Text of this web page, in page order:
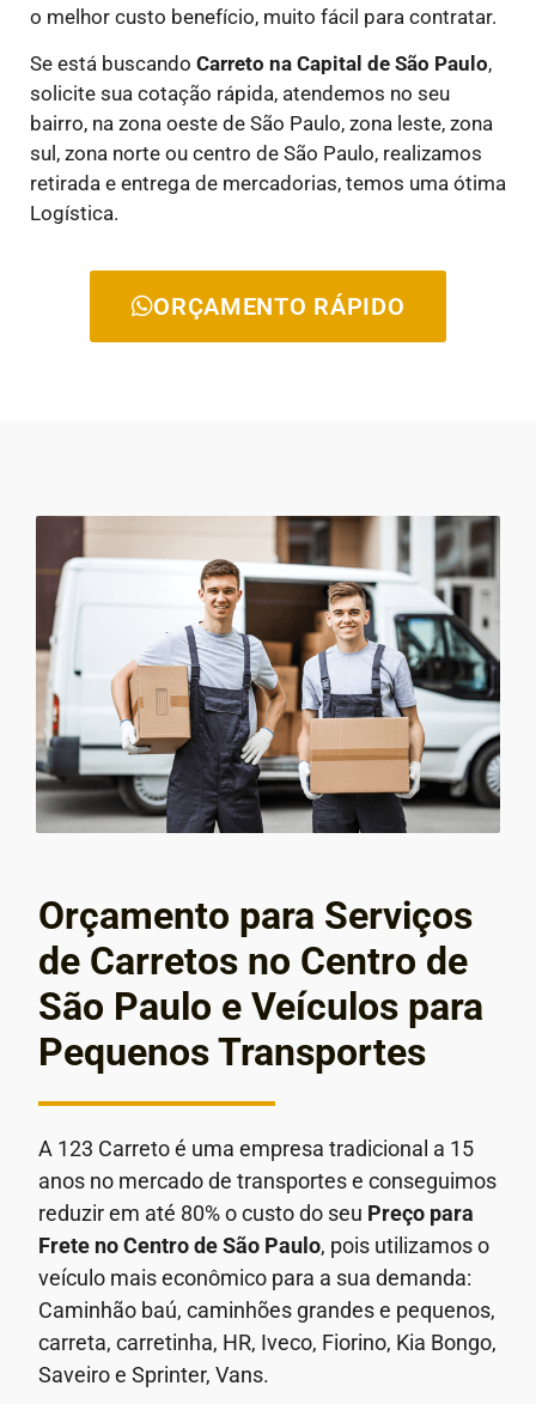
o melhor custo benefício, muito fácil para contratar.
Se está buscando Carreto na Capital de São Paulo,
solicite sua cotação rápida, atendemos no seu
bairro, na zona oeste de São Paulo, zona leste, zona
sul, zona norte ou centro de São Paulo, realizamos
retirada e entrega de mercadorias, temos uma ótima
Logística.
ORÇAMENTO RÁPIDO
Orçamento para Serviços
de Carretos no Centro de
São Paulo e Veículos para
Pequenos Transportes
A 123 Carreto é uma empresa tradicional a 15
anos no mercado de transportes e conseguimos
reduzir em até 80% o custo do seu Preço para
Frete no Centro de São Paulo, pois utilizamos o
veículo mais econômico para a sua demanda:
Caminhão baú, caminhões grandes e pequenos,
carreta, carretinha, HR, Iveco, Fiorino, Kia Bongo,
Saveiro e Sprinter, Vans.